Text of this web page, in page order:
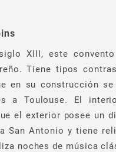
XIII, este
Tiene tipos
en su construcción
a Toulouse. El
el exterior posee un
San Antonio y tiene
noches de música